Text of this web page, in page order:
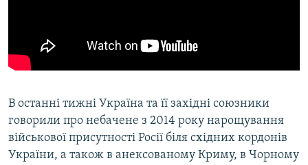
В останні тижні Україна та її західні союзники
говорили про небачене з 2014 року нарощування
військової присутності Росії біля східних кордонів
України, а також в анексованому Криму, в Чорному